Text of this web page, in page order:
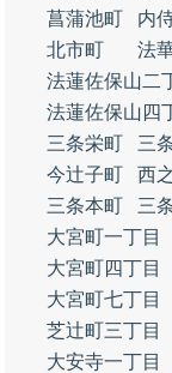
菖蒲池町
内
北市町
法
法蓮佐保山二
法蓮佐保山四
三条栄町
三
今辻子町
西
三条本町
三
大宮町一丁目
大宮町四丁目
大宮町七丁目
芝辻町三丁目
大安寺一丁目